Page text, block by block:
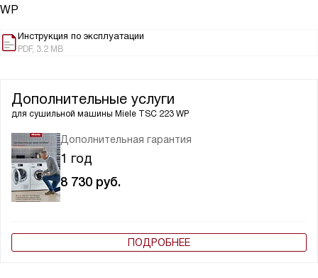
WP
Инструкция по эксплуатации
PDF, 3.2 MB
Дополнительные услуги
для сушильной машины Miele TSC 223 WP
Дополнительная гарантия
1 год
8 730 руб.
ПОДРОБНЕЕ